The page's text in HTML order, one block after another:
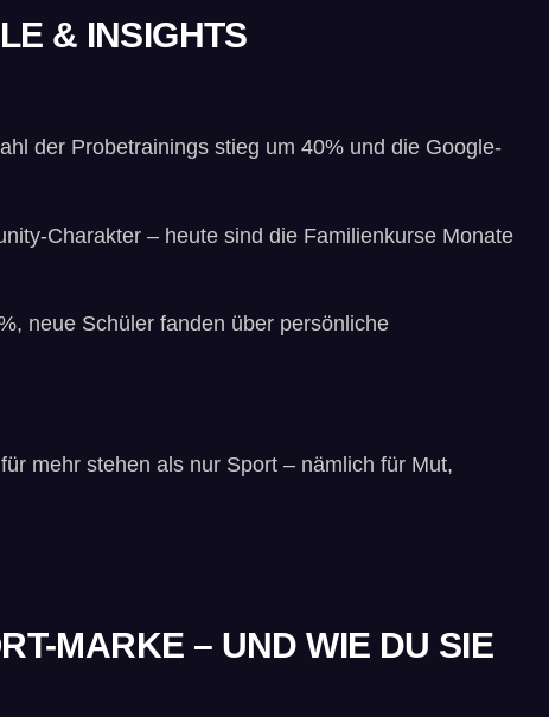
& INSIGHTS
der Probetrainings stieg um 40% und die Google-
Charakter – heute sind die Familienkurse Monate
neue Schüler fanden über persönliche
mehr stehen als nur Sport – nämlich für Mut,
MARKE – UND WIE DU SIE